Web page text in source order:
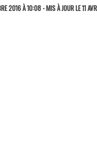
2016 À 10:08- MIS À JOUR LE 11